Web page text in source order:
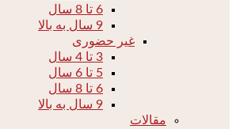
6 تا 8 سال
9 سال به بالا
غیر حضوری
3 تا 4 سال
5 تا 6 سال
6 تا 8 سال
9 سال به بالا
مقالات